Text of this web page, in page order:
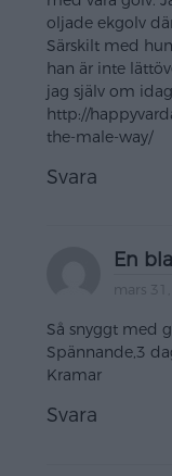
oljade ekgolv
Särskilt med
han är inte
jag själv om
http://
the-male-way/
Svara
En
mars
Så snyggt med
Spännande,3
Kramar
Svara